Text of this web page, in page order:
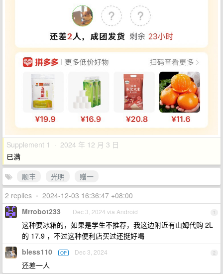
Supplement 1 · 2024 年 12 月 3 日
已满
顺丰
光明
赠一
2 replies • 2024-12-03 16:36:47 +08:00
1
Mrrobot233 Dec 3, 2024 via Android
这种要冰箱的，如果是学生不推荐，我这边附近有山姆代购 2L
的 17.9 ，不过这种便利店买过还挺好喝
2
bless110 OP Dec 3, 2024
还差一人